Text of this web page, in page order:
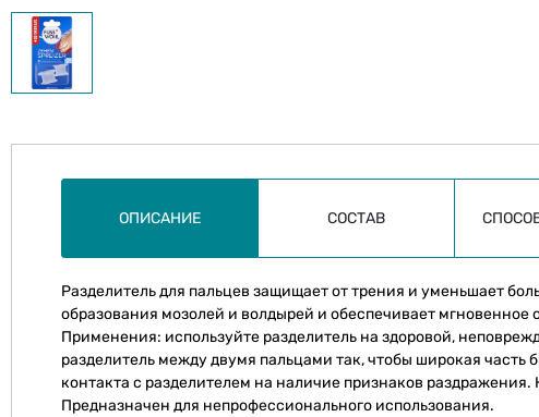
ОПИСАНИЕ СОСТАВ
Разделитель для пальцев защищает от трения и уменьшает
образования мозолей и волдырей и обеспечивает мгновенное
Применения: используйте разделитель на здоровой,
разделитель между двумя пальцами так, чтобы широкая
контакта с разделителем на наличие признаков
Предназначен для непрофессионального использования.